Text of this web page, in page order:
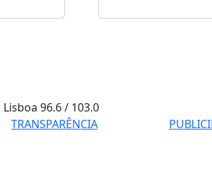
Lisboa96.6 / 103.0
TRANSPARÊNCIA